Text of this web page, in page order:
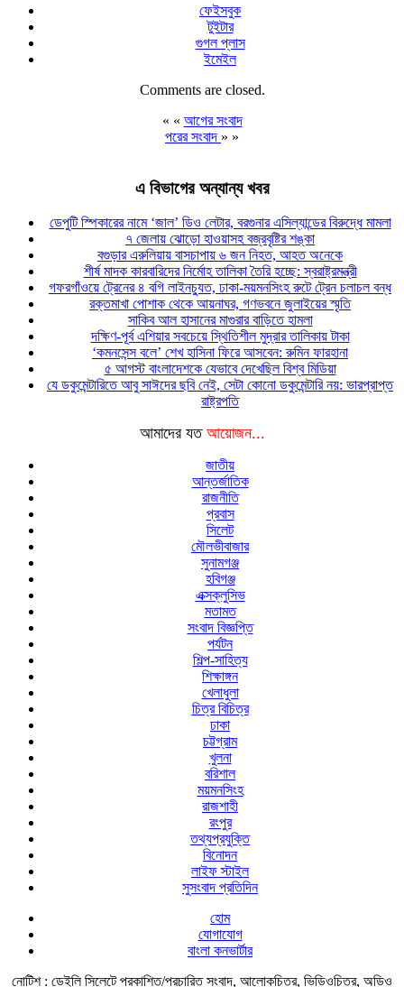
ফেইসবুক
টুইটার
গুগল প্লাস
ইমেইল
Comments are closed.
« « আগের সংবাদ
পরের সংবাদ » »
এ বিভাগের অন্যান্য খবর
ডেপুটি স্পিকারের নামে ‘জাল’ ডিও লেটার, বরগুনার এসিল্যান্ডের বিরুদ্ধে মামলা
৭ জেলায় ঝোড়ো হাওয়াসহ বজ্রবৃষ্টির শঙ্কা
বগুড়ার এরুলিয়ায় বাসচাপায় ৬ জন নিহত, আহত অনেকে
শীর্ষ মাদক কারবারিদের নির্মোহ তালিকা তৈরি হচ্ছে: স্বরাষ্ট্রমন্ত্রী
গফরগাঁওয়ে ট্রেনের ৪ বগি লাইনচ্যুত, ঢাকা-ময়মনসিংহ রুটে ট্রেন চলাচল বন্ধ
রক্তমাখা পোশাক থেকে আয়নাঘর, গণভবনে জুলাইয়ের স্মৃতি
সাকিব আল হাসানের মাগুরার বাড়িতে হামলা
দক্ষিণ-পূর্ব এশিয়ার সবচেয়ে স্থিতিশীল মুদ্রার তালিকায় টাকা
‘কমনসেন্স বলে’ শেখ হাসিনা ফিরে আসবেন: রুমিন ফারহানা
৫ আগস্ট বাংলাদেশকে যেভাবে দেখেছিল বিশ্ব মিডিয়া
যে ডকুমেন্টারিতে আবু সাঈদের ছবি নেই, সেটা কোনো ডকুমেন্টারি নয়: ভারপ্রাপ্ত
রাষ্ট্রপতি
আমাদের যত আয়োজন...
জাতীয়
আন্তর্জাতিক
রাজনীতি
প্রবাস
সিলেট
মৌলভীবাজার
সুনামগঞ্জ
হবিগঞ্জ
এক্সক্লুসিভ
মতামত
সংবাদ বিজ্ঞপ্তি
পর্যটন
শিল্প-সাহিত্য
শিক্ষাঙ্গন
খেলাধুলা
চিত্র বিচিত্র
ঢাকা
চট্টগ্রাম
খুলনা
বরিশাল
ময়মনসিংহ
রাজশাহী
রংপুর
তথ্যপ্রযুক্তি
বিনোদন
লাইফ স্টাইল
সুসংবাদ প্রতিদিন
হোম
যোগাযোগ
বাংলা কনভার্টার
নোটিশ : ডেইলি সিলেটে প্রকাশিত/প্রচারিত সংবাদ, আলোকচিত্র, ভিডিওচিত্র, অডিও